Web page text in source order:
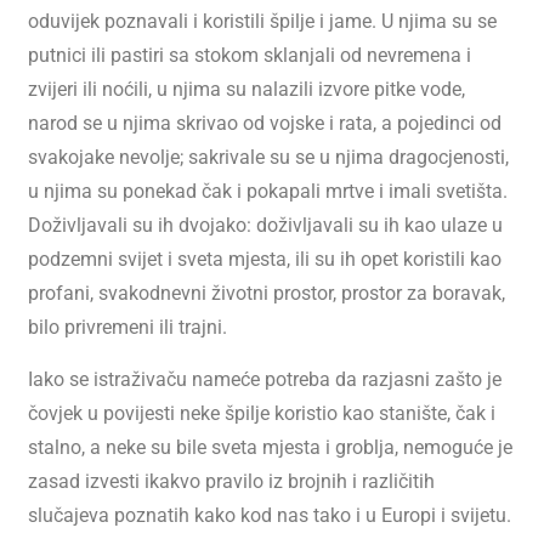
oduvijek poznavali i koristili špilje i jame. U njima su se
putnici ili pastiri sa stokom sklanjali od nevremena i
zvijeri ili noćili, u njima su nalazili izvore pitke vode,
narod se u njima skrivao od vojske i rata, a pojedinci od
svakojake nevolje; sakrivale su se u njima dragocjenosti,
u njima su ponekad čak i pokapali mrtve i imali svetišta.
Doživljavali su ih dvojako: doživljavali su ih kao ulaze u
podzemni svijet i sveta mjesta, ili su ih opet koristili kao
profani, svakodnevni životni prostor, prostor za boravak,
bilo privremeni ili trajni.
Iako se istraživaču nameće potreba da razjasni zašto je
čovjek u povijesti neke špilje koristio kao stanište, čak i
stalno, a neke su bile sveta mjesta i groblja, nemoguće je
zasad izvesti ikakvo pravilo iz brojnih i različitih
slučajeva poznatih kako kod nas tako i u Europi i svijetu.